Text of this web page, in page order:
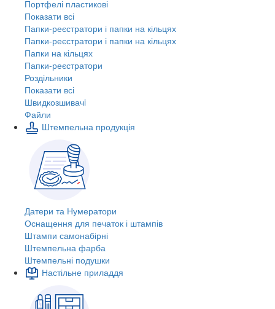
Портфелі пластикові
Показати всі
Папки-реєстратори і папки на кільцях
Папки-реєстратори і папки на кільцях
Папки на кільцях
Папки-реєстратори
Роздільники
Показати всі
Швидкозшивачi
Файли
Штемпельна продукція
Датери та Нумератори
Оснащення для печаток і штампів
Штампи самонабірні
Штемпельна фарба
Штемпельні подушки
Настільне приладдя